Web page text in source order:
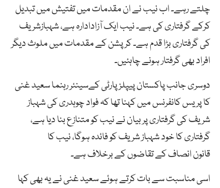
چلتے رہے۔ اب نیب نے ان مقدمات میں تفتیش میں تبدیل
کرکے گرفتاری کی ہے۔ نیب ایک آزادادارہ ہے، شہبازشریف
کی گرفتاری بڑا قدم ہے۔ کرپشن کے مقدمات میں ملوث دیگر
افراد بھی گرفتار ہونے چاہئیں۔
دوسری جانب پاکستان پیپلز پارٹی کےسینئر رہنما سعید غنی
کا پریس کانفرنس میں کہنا تھا کہ فواد چوہدری کی شہباز
شریف کی گرفتاری پر بیان نے نیب کو متنازع بنا دیا ہے،
گرفتاری کا خود شہباز شریف کو فائدہ ہوگا، نیب کا
قانون انصاف کے تقاضوں کے برخلاف ہے۔
اسی مناسبت سے بات کرتے ہوئے سعید غنی نے یہ بھی کہا